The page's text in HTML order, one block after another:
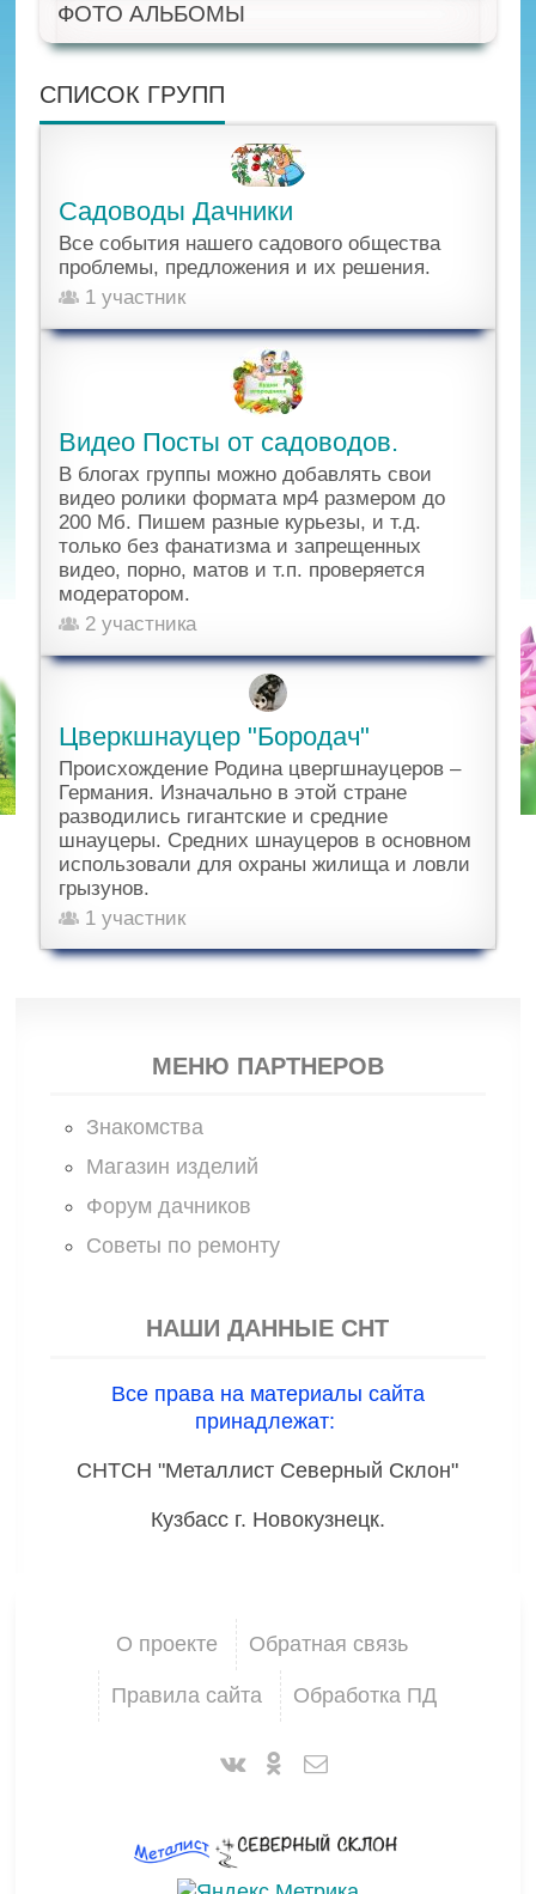
ФОТО АЛЬБОМЫ
СПИСОК ГРУПП
Садоводы Дачники
Все события нашего садового общества
проблемы, предложения и их решения.
1 участник
Видео Посты от садоводов.
В блогах группы можно добавлять свои
видео ролики формата мр4 размером до
200 Мб. Пишем разные курьезы, и т.д.
только без фанатизма и запрещенных
видео, порно, матов и т.п. проверяется
модератором.
2 участника
Цверкшнауцер "Бородач"
Происхождение Родина цвергшнауцеров –
Германия. Изначально в этой стране
разводились гигантские и средние
шнауцеры. Средних шнауцеров в основном
использовали для охраны жилища и ловли
грызунов.
1 участник
МЕНЮ ПАРТНЕРОВ
Знакомства
Магазин изделий
Форум дачников
Советы по ремонту
НАШИ ДАННЫЕ СНТ
Все права на материалы сайта
принадлежат:
СНТСН "Металлист Северный Склон"
Кузбасс г. Новокузнецк.
О проекте Обратная связь
Правила сайта Обработка ПД